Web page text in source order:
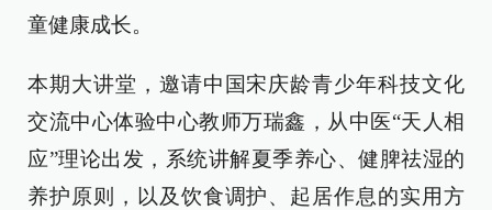
童健康成长。
本期大讲堂，邀请中国宋庆龄青少年科技文化
交流中心体验中心教师万瑞鑫，从中医“天人相
应”理论出发，系统讲解夏季养心、健脾祛湿的
养护原则，以及饮食调护、起居作息的实用方